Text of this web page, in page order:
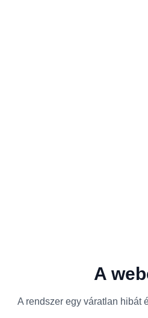
A
A rendszer egy váratlan hibát